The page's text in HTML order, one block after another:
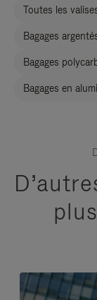
Toutes les
Bagages
Bagages
Bagages en